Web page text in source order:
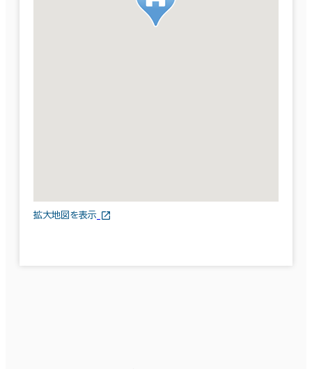
拡大地図を表示